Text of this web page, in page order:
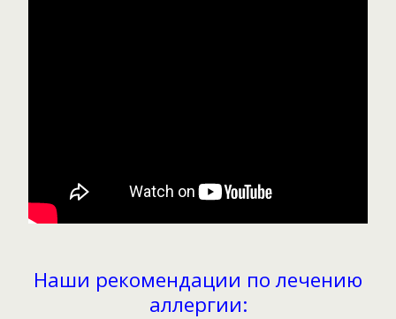
Наши рекомендации по лечению
аллергии: